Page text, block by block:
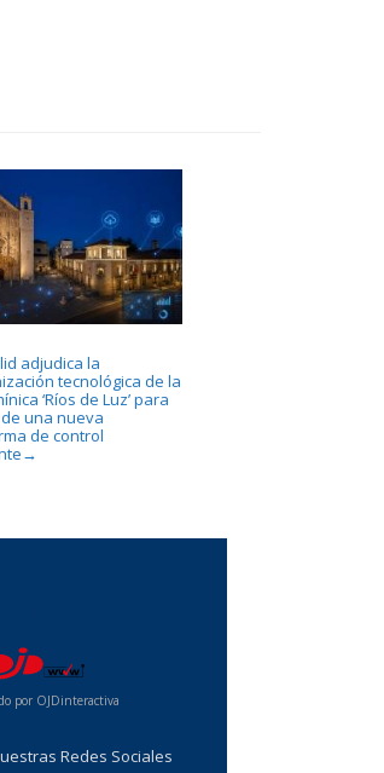
adjudica la
tecnológica de la
‘Ríos de Luz’ para
una nueva
de control
→
por OJDinteractiva
Redes Sociales